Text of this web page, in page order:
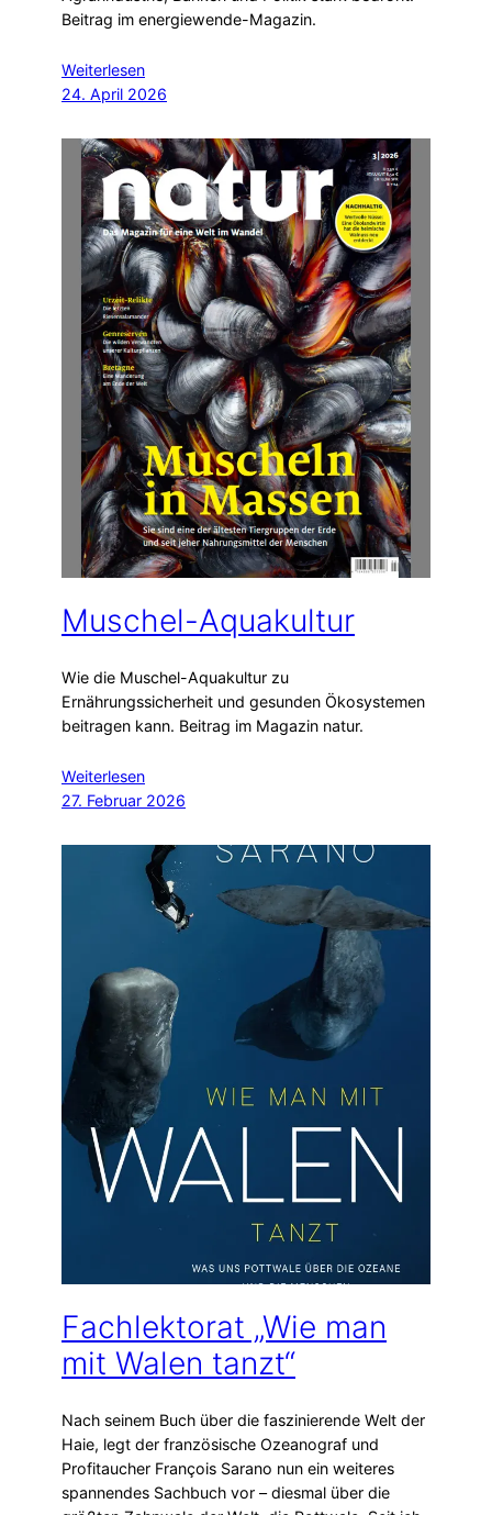
Beitrag im energiewende-Magazin.
Weiterlesen
24. April 2026
Muschel-Aquakultur
Wie die Muschel-Aquakultur zu
Ernährungssicherheit und gesunden Ökosystemen
beitragen kann. Beitrag im Magazin natur.
Weiterlesen
27. Februar 2026
Fachlektorat „Wie man
mit Walen tanzt“
Nach seinem Buch über die faszinierende Welt der
Haie, legt der französische Ozeanograf und
Profitaucher François Sarano nun ein weiteres
spannendes Sachbuch vor – diesmal über die